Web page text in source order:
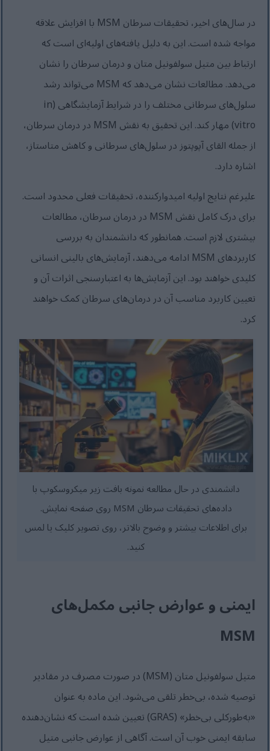
در سال‌های اخیر، تحقیقات سرطان MSM با افزایش علاقه
مواجه شده است. این به دلیل یافته‌های اولیه‌ای است که
ارتباط بین متیل سولفونیل متان و درمان سرطان را نشان
می‌دهد. مطالعات نشان می‌دهد که MSM می‌تواند رشد
سلول‌های سرطانی مختلف را در شرایط آزمایشگاهی (in
vitro) مهار کند. این تحقیق به نقش MSM در درمان سرطان،
از جمله القای آپوپتوز در سلول‌های سرطانی و کاهش متاستاز،
اشاره دارد.
علیرغم نتایج اولیه امیدوارکننده، تحقیقات فعلی محدود است.
برای درک کامل نقش MSM در درمان سرطان، مطالعات
بیشتری لازم است. همانطور که دانشمندان به بررسی
کاربردهای MSM ادامه می‌دهند، آزمایش‌های بالینی انسانی
کلیدی خواهند بود. این آزمایش‌ها به اعتبارسنجی اثرات آن و
تعیین کاربرد مناسب آن در درمان‌های سرطان کمک خواهند
کرد.
دانشمندی در حال مطالعه نمونه بافت زیر میکروسکوپ با
داده‌های تحقیقات سرطان MSM روی صفحه نمایش.
برای اطلاعات بیشتر و وضوح بالاتر، روی تصویر کلیک یا لمس
کنید.
ایمنی و عوارض جانبی مکمل‌های
MSM
متیل سولفونیل متان (MSM) در صورت مصرف در مقادیر
توصیه شده، بی‌خطر تلقی می‌شود. این ماده به عنوان
«به‌طورکلی بی‌خطر» (GRAS) تعیین شده است که نشان‌دهنده
سابقه ایمنی خوب آن است. آگاهی از عوارض جانبی متیل